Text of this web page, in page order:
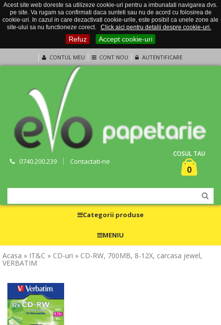
Acest site web doreste sa utilizeze cookie-uri pentru a imbunatati navigarea dvs.
pe site. Va rugam sa confirmati daca sunteti sau nu de acord cu folosirea de
cookie-uri. In cazul in care dezactivati cookie-urile, este posibil ca unele zone ale
site-ului sa nu functioneze corect.
Click aici pentru detalii despre cookie-uri.
Refuz Accept cookie-uri
CONTUL MEU CONT NOU AUTENTIFICARE
0740.200.239 Contactati-ne
COSUL TAU
0
Categorii produse
MENIU
Acasa » IT&C » CD-uri » CD-RW, 700MB, 8-12X, carcasa jewel,
VERBATIM